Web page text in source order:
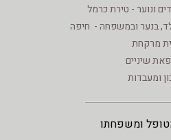
ונוער - טירת כרמל
בנער ובמשפחה - חיפה
מרקחת
שיניים
ומעבדות
ומשפחתו